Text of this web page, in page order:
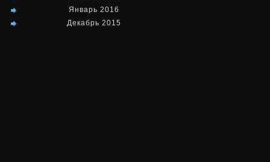
Январь 2016
Декабрь 2015